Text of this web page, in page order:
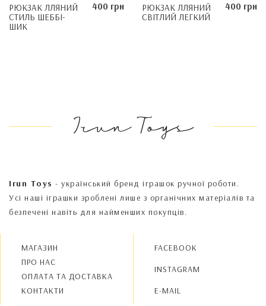
РЮКЗАК ЛЛЯНИЙ
СТИЛЬ ШЕББІ-
ШИК
400 грн
РЮКЗАК ЛЛЯНИЙ
СВІТЛИЙ ЛЕГКИЙ
400 грн
Irun Toys
Irun Toys - український бренд іграшок ручної роботи.
Усі наші іграшки зроблені лише з органічних матеріалів та
безпечені навіть для найменших покупців.
МАГАЗИН
ПРО НАС
OПЛАТА ТА ДОСТАВКА
КОНТАКТИ
FACEBOOK
INSTAGRAM
E-MAIL